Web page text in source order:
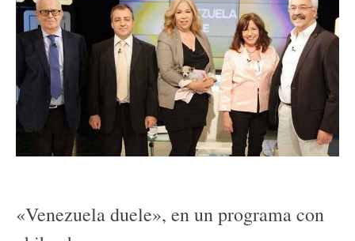
«Venezuela duele», en un programa con